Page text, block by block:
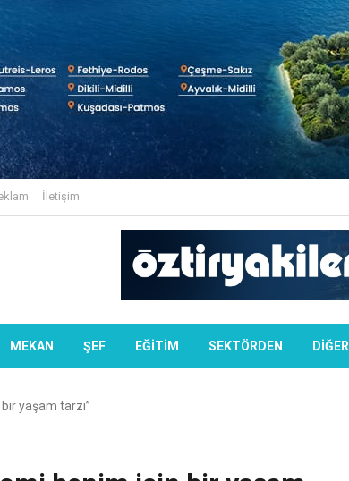
İletişim
MEKAN ŞEF EĞİTİM SEKTÖRDEN DIĞER
yaşam tarzı”